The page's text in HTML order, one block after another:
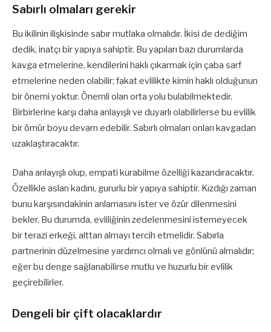
Sabırlı olmaları gerekir
Bu ikilinin ilişkisinde sabır mutlaka olmalıdır. İkisi de dediğim
dedik, inatçı bir yapıya sahiptir. Bu yapıları bazı durumlarda
kavga etmelerine, kendilerini haklı çıkarmak için çaba sarf
etmelerine neden olabilir; fakat evlilikte kimin haklı olduğunun
bir önemi yoktur. Önemli olan orta yolu bulabilmektedir.
Birbirlerine karşı daha anlayışlı ve duyarlı olabilirlerse bu evlilik
bir ömür boyu devam edebilir. Sabırlı olmaları onları kavgadan
uzaklaştıracaktır.
Daha anlayışlı olup, empati kurabilme özelliği kazandıracaktır.
Özellikle aslan kadını, gururlu bir yapıya sahiptir. Kızdığı zaman
bunu karşısındakinin anlamasını ister ve özür dilenmesini
bekler. Bu durumda, evliliğinin zedelenmesini istemeyecek
bir terazi erkeği, alttan almayı tercih etmelidir. Sabırla
partnerinin düzelmesine yardımcı olmalı ve gönlünü almalıdır;
eğer bu denge sağlanabilirse mutlu ve huzurlu bir evlilik
geçirebilirler.
Dengeli bir çift olacaklardır